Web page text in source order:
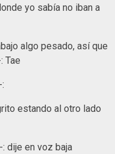
yo sabía no iban a
algo pesado, así que
Tae
estando al otro lado
: dije en voz baja